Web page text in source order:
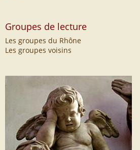
Groupes de lecture
Les groupes du Rhône
Les groupes voisins